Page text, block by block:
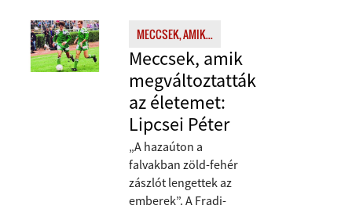
MECCSEK, AMIK...
Meccsek, amik
megváltoztatták
az életemet:
Lipcsei Péter
„A hazaúton a
falvakban zöld-fehér
zászlót lengettek az
emberek”. A Fradi-